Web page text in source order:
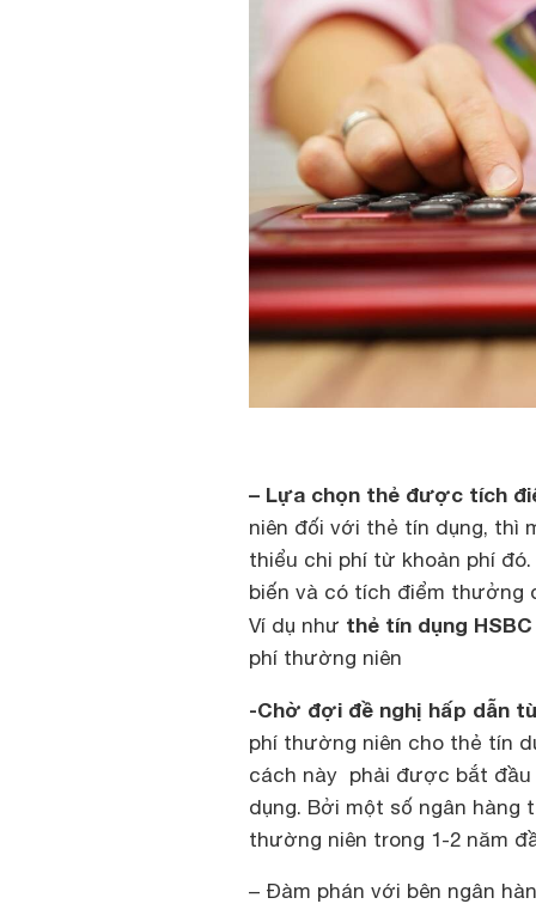
– Lựa chọn thẻ được tích
niên đối với thẻ tín dụng, thì
thiểu chi phí từ khoản phí
biến và có tích điểm thưởng
Ví dụ như thẻ tín dụng HSBC
phí thường niên
-Chờ đợi đề nghị hấp dẫn
phí thường niên cho thẻ tín
cách này phải được bắt
dụng. Bởi một số ngân
thường niên trong 1-2 năm
– Đàm phán với bên ngân